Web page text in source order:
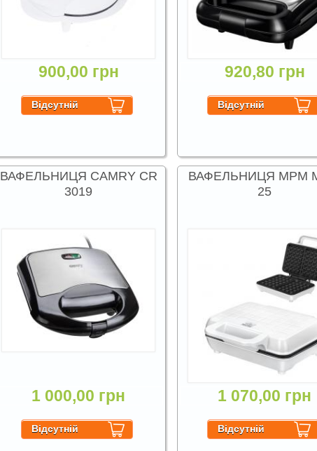
900,00 грн 920,80 грн
ВАФЕЛЬНИЦЯ CAMRY CR
3019
1 000,00 грн
ВАФЕЛЬНИЦЯ MPM
25
1 070,00 грн